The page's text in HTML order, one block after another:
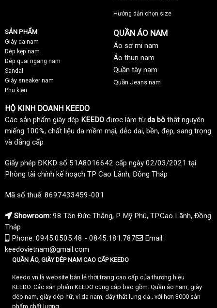
Hướng dẫn chọn size
SẢN PHẨM
Giày da nam
Dép kẹp nam
Dép quai ngang nam
Sandal
Giày sneaker nam
Phụ kiện
QUẦN ÁO NAM
Áo sơ mi nam
Áo thun nam
Quần tây nam
Quần Jeans nam
HỘ KINH DOANH KEEDO
Các sản phẩm giày dép KEEDO được làm từda bò thật nguyên
miếng 100%, chất liệu da mềm mại, dẻo dai, bền, đẹp, sang trọng
và đẳng cấp
Giấy phép ĐKKD số 51A8016642 cấp ngày 02/03/2021 tại
Phòng tài chính kế hoạch TP Cao Lãnh, Đồng Tháp
Mã số thuế: 8697433459-001
Showroom: 98 Tôn Đức Thắng, P Mỹ Phú, TP.Cao Lãnh, Đồng
Tháp
Phone: 0945.0505.48 - 0845.181.787
Email:
keedovietnam@gmail.com
QUẦN ÁO, GIÀY DÉP NAM CAO CẤP KEEDO
Keedo.vn là website bán lẻ thời trang cao cấp của thương hiệu
KEEDO. Các sản phẩm KEEDO cung cấp bao gồm: Quần áo nam, giày
dép nam, giày dép nữ, ví da nam, dây thắt lưng da.. với hơn 3000 sản
phẩm chất lượng.